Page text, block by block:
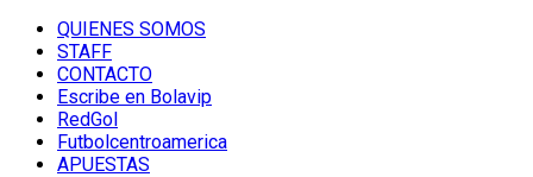
QUIENES SOMOS
STAFF
CONTACTO
Escribe en Bolavip
RedGol
Futbolcentroamerica
APUESTAS